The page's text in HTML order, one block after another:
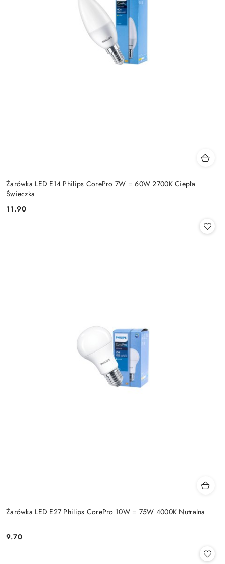
Żarówka LED E14 Philips CorePro 7W = 60W 2700K Ciepła
Świeczka
Cena:
11.90
Żarówka LED E27 Philips CorePro 10W = 75W 4000K Nutralna
Cena:
9.70